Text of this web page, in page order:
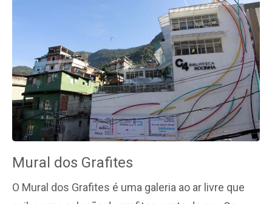
Mural dos Grafites
O Mural dos Grafites é uma galeria ao ar livre que